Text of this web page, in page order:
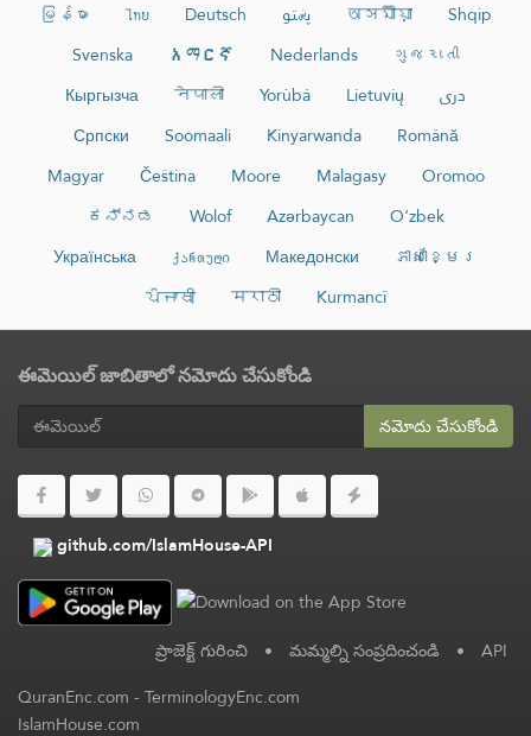
မြန်မာ
ไทย Deutsch پښتو অসমীয়া
Shqip
Svenska
አማርኛ Nederlands
ગુજરાતી
Кыргызча
नेपाली Yorùbá Lietuvių
دری
Српски
Soomaali Kinyarwanda
Română
Magyar
Čeština Moore Malagasy
Oromoo
ಕನ್ನಡ
Wolof Azərbaycan
O‘zbek
Українська
ქართული Македонски
ភាសាខ្មែរ
ਪੰਜਾਬੀ
मराठी Kurmancî
ఈమెయిల్ జాబితాలో నమోదు చేసుకోండి
నమోదు చేసుకోండి
github.com/IslamHouse-API
ప్రాజెక్ట్ గురించి • మమ్మల్ని సంప్రదించండి • API
QuranEnc.com-TerminologyEnc.com
IslamHouse.com